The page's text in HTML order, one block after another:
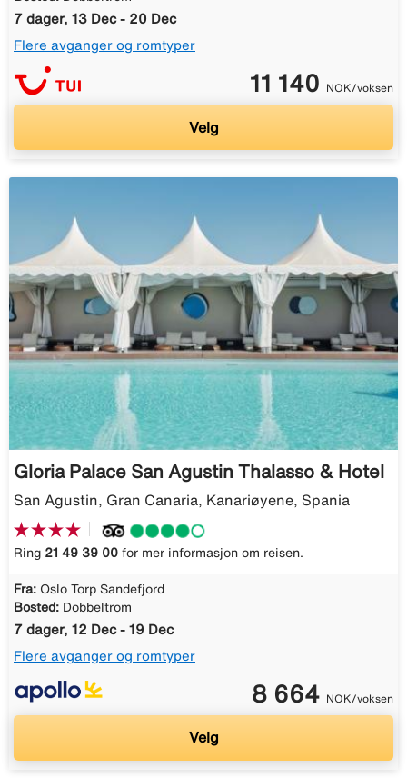
7 dager, 13 Dec - 20 Dec
Flere avganger og romtyper
11 140 NOK/voksen
Velg
Gloria Palace San Agustin Thalasso & Hotel
San Agustin, Gran Canaria, Kanariøyene, Spania
Ring 21 49 39 00 for mer informasjon om reisen.
Fra: Oslo Torp Sandefjord
Bosted: Dobbeltrom
7 dager, 12 Dec - 19 Dec
Flere avganger og romtyper
8 664 NOK/voksen
Velg